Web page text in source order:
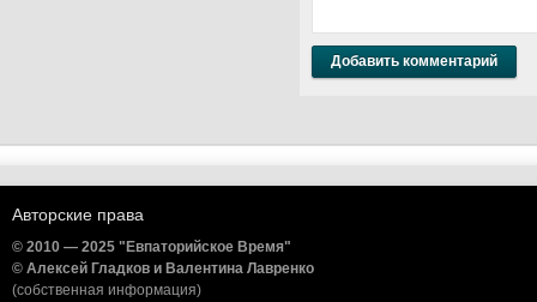
Авторские права
© 2010 — 2025 "Евпаторийское Время"
© Алексей Гладков и Валентина Лавренко
(собственная информация)